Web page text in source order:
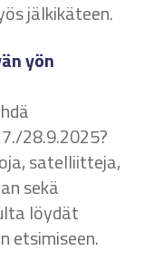
jälkikäteen.
yön
28.9.2025?
satelliitteja,
sekä
löydät
etsimiseen.